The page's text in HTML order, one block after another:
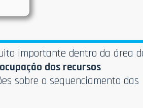
importante dentro da área
dos recursos
sobre o sequenciamento das